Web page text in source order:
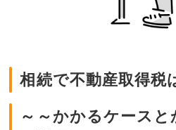
相続で不動産取得税
～～かかるケース